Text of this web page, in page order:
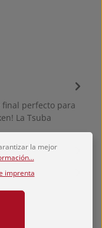
perfecto para
La Tsuba
la mejor
imprenta